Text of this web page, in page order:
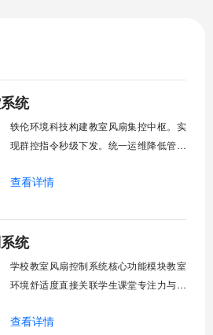
统
轶伦环境科技构建教室风扇集控中枢。实
现群控指令秒级下发。统一运维降低管理
巡检盲区。保障教学环境温湿度适宜。数
块清单：远程集中控制。智能定时调度。
环境自适应调节。能耗监测统计。故障预
查看详情
统
学校教室风扇控制系统核心功能模块教室
环境舒适度直接关联学生课堂专注力与学
领域，打造教室风扇控制系统，实现温度
查看详情